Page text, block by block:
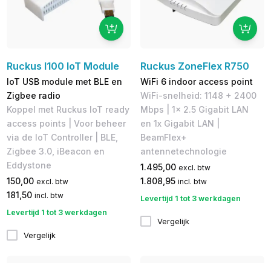
Ruckus I100 IoT Module
IoT USB module met BLE en
Zigbee radio
Koppel met Ruckus IoT ready
access points | Voor beheer
via de IoT Controller | BLE,
Zigbee 3.0, iBeacon en
Eddystone
150,00 excl. btw
181,50 incl. btw
Levertijd 1 tot 3 werkdagen
Vergelijk
Ruckus ZoneFlex R750
WiFi 6 indoor access point
WiFi-snelheid: 1148 + 2400
Mbps | 1x 2.5 Gigabit LAN
en 1x Gigabit LAN |
BeamFlex+
antennetechnologie
1.495,00 excl. btw
1.808,95 incl. btw
Levertijd 1 tot 3 werkdagen
Vergelijk